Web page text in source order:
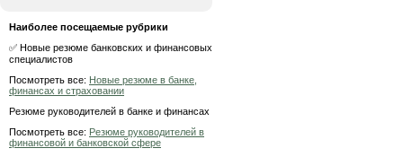
Наиболее посещаемые рубрики
✅ Новые резюме банковских и финансовых
специалистов
Посмотреть все: Новые резюме в банке,
финансах и страховании
Резюме руководителей в банке и финансах
Посмотреть все: Резюме руководителей в
финансовой и банковской сфере